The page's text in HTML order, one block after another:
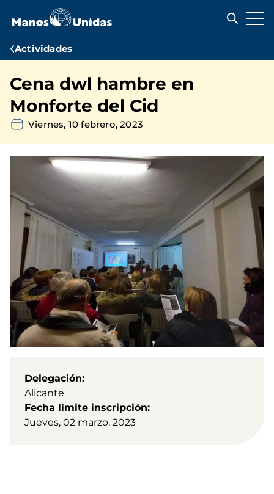
contenido
Ruta
navegación
Actividades
Cena dwl hambre en
Monforte del Cid
Viernes, 10 febrero, 2023
Delegación
Alicante
Fecha límite inscripción
Jueves, 02 marzo, 2023